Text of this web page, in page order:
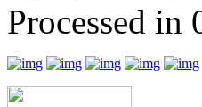
Processed in